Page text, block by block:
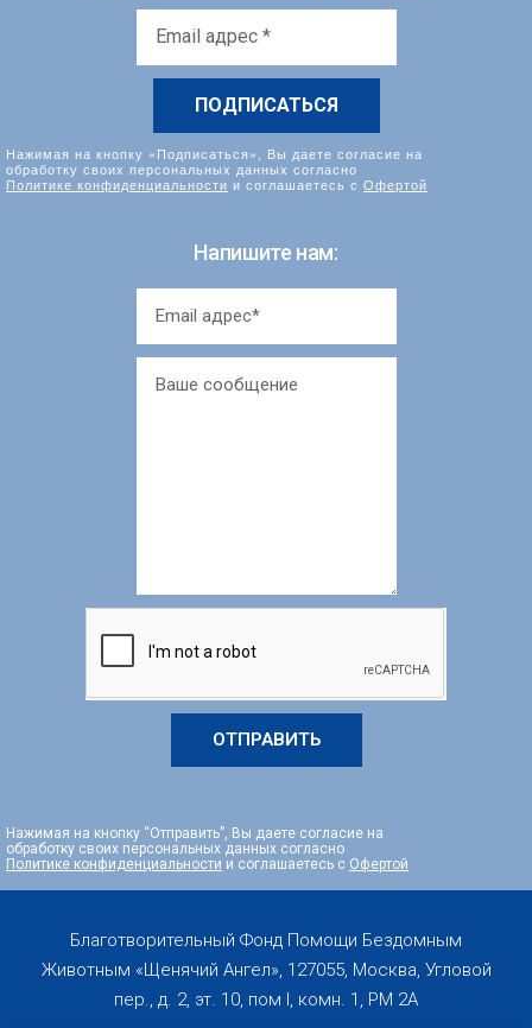
Нажимая на кнопку «Подписаться», Вы даете согласие на
обработку своих персональных данных согласно
Политике конфиденциальности и соглашаетесь с Офертой
Напишите нам:
ОТПРАВИТЬ
Нажимая на кнопку “Отправить”, Вы даете согласие на
обработку своих персональных данных согласно
Политике конфиденциальности и соглашаетесь с Офертой
Благотворительный Фонд Помощи Бездомным
Животным «Щенячий Ангел», 127055, Москва, Угловой
пер., д. 2, эт. 10, пом I, комн. 1, PM 2А